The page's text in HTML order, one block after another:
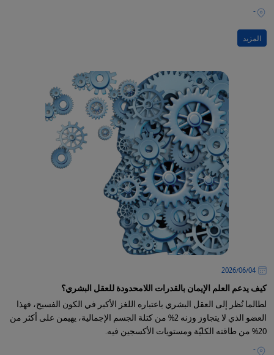
-
المزيد
04‏/06‏/2026
كيف يدعم العلم الإيمان بالقدرات اللامحدودة للعقل البشري؟
لطالما نُظر إلى العقل البشري باعتباره اللغز الأكبر في الكون الفسيح، فهذا
العضو الذي لا يتجاوز وزنه 2% من كتلة الجسم الإجمالية، يهيمن على أكثر من
20% من طاقته الكليّة ومستويات الأكسجين فيه.
-